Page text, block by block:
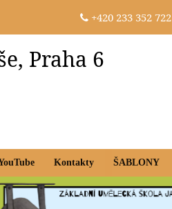
+420 233 352 722
Praha 6
Kontakty ŠABLONY